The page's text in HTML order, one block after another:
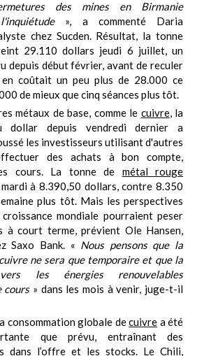
des mines en Birmanie
», a commenté Daria
chez Sucden. Résultat, la tonne
29.110 dollars jeudi 6 juillet, un
depuis début février, avant de reculer
coûtait un peu plus de 28.000 ce
de mieux que cinq séances plus tôt.
métaux de base, comme le cuivre, la
dollar depuis vendredi dernier a
les investisseurs utilisant d'autres
des achats à bon compte,
cours. La tonne de métal rouge
à 8.390,50 dollars, contre 8.350
plus tôt. Mais les perspectives
mondiale pourraient peser
à court terme, prévient Ole Hansen,
Saxo Bank. « Nous pensons que la
ne sera que temporaire et que la
les énergies renouvelables
cours» dans les mois à venir, juge-t-il
consommation globale decuivre a été
que prévu, entraînant des
dans l’offre et les stocks. Le Chili,